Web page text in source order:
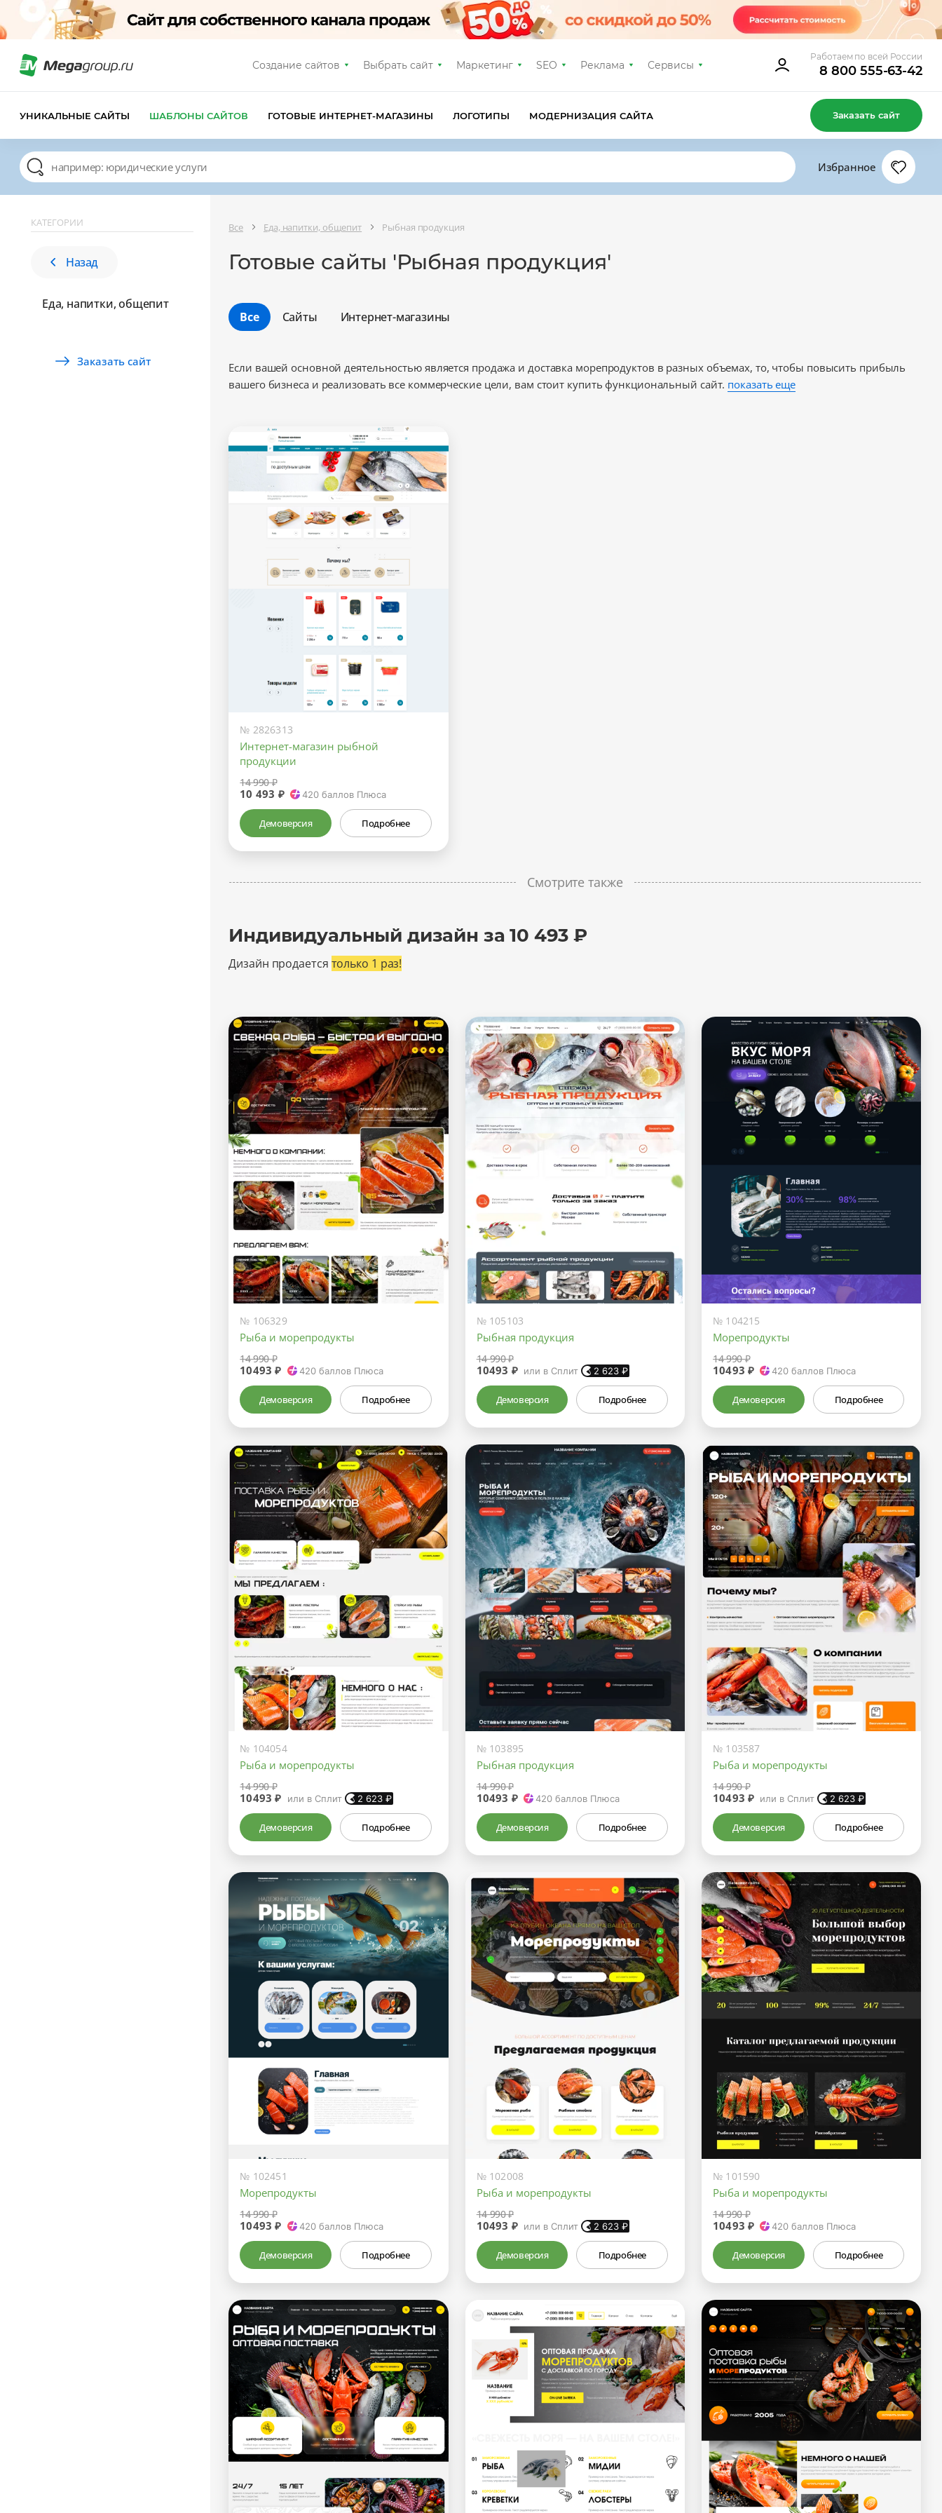
Создание сайтов Выбрать сайт Маркетинг SEO Реклама Сервисы
Работаем по всей России
8 800 555-63-42
УНИКАЛЬНЫЕ САЙТЫ ШАБЛОНЫ САЙТОВ ГОТОВЫЕ ИНТЕРНЕТ-МАГАЗИНЫ ЛОГОТИПЫ МОДЕРНИЗАЦИЯ САЙТА Заказать сайт
Избранное
КАТЕГОРИИ
Назад
Еда, напитки, общепит
Заказать сайт
Все Еда, напитки, общепит Рыбная продукция
Готовые сайты 'Рыбная продукция'
Все Сайты
Оптимальный
Интернет-магазины
Если вашей основной деятельностью является продажа и доставка морепродуктов в разных объемах, то, чтобы повысить прибыль
вашего бизнеса и реализовать все коммерческие цели, вам стоит купить функциональный сайт. показать еще
№ 2826313
Интернет-магазин рыбной
продукции
14 990 ₽
10 493 ₽ 420баллов Плюса
Демоверсия Подробнее
Смотрите также
Индивидуальный дизайн за 10 493 ₽
Дизайн продается только 1 раз!
№ 106329
Рыба и морепродукты
14 990 ₽
10493 ₽ 420баллов Плюса
Демоверсия Подробнее
№ 105103
Рыбная продукция
14 990 ₽
10493 ₽ или в Сплит 2 623 ₽
Демоверсия Подробнее
№ 104215
Морепродукты
14 990 ₽
10493 ₽ 420 баллов Плюса
Демоверсия Подробнее
№ 104054
Рыба и морепродукты
14 990 ₽
10493 ₽ или в Сплит 2 623₽
Демоверсия Подробнее
№ 103895
Рыбная продукция
14 990 ₽
10493 ₽ 420 баллов Плюса
Демоверсия Подробнее
№ 103587
Рыба и морепродукты
14 990 ₽
10493 ₽ или в Сплит 2 623 ₽
Демоверсия Подробнее
№ 102451
Морепродукты
14 990 ₽
10493 ₽ 420баллов Плюса
Демоверсия Подробнее
№ 102008
Рыба и морепродукты
14 990 ₽
10493 ₽ или в Сплит 2 623 ₽
Демоверсия Подробнее
№ 101590
Рыба и морепродукты
14 990 ₽
10493 ₽ 420 баллов Плюса
Демоверсия Подробнее